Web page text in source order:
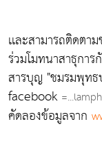
เเละสามารถติดตา
ร่วมโมทนาสาธุกา
สารบุญ "ชมรมพุทธ
facebook
คัดลองข้อมูลจาก